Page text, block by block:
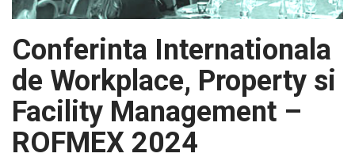
Conferinta Internationala
de Workplace, Property si
Facility Management –
ROFMEX 2024